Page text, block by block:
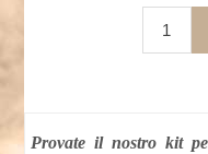
Provate il nostro kit